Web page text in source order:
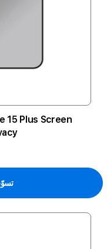
15 Plus Screen